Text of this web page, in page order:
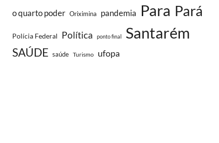
o quarto poder Oriximina pandemia Para Pará
Polícia Federal Política ponto final Santarém
SAÚDE saúde Turismo ufopa